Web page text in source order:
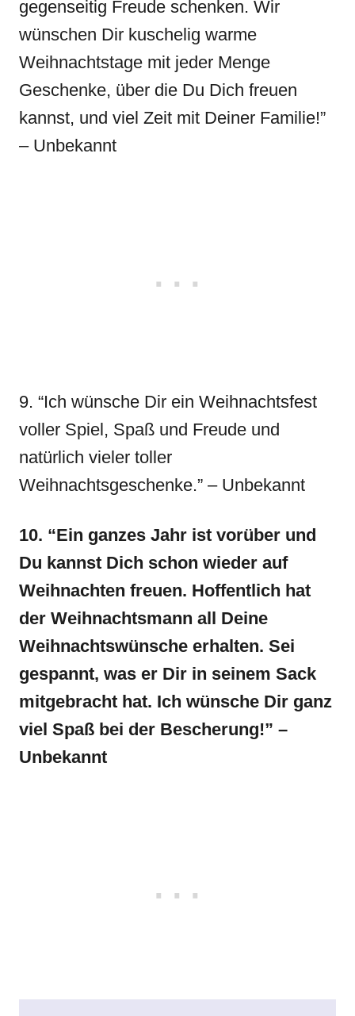
gegenseitig Freude schenken. Wir
wünschen Dir kuschelig warme
Weihnachtstage mit jeder Menge
Geschenke, über die Du Dich freuen
kannst, und viel Zeit mit Deiner Familie!”
– Unbekannt
9. “Ich wünsche Dir ein Weihnachtsfest
voller Spiel, Spaß und Freude und
natürlich vieler toller
Weihnachtsgeschenke.” – Unbekannt
10. “Ein ganzes Jahr ist vorüber und
Du kannst Dich schon wieder auf
Weihnachten freuen. Hoffentlich hat
der Weihnachtsmann all Deine
Weihnachtswünsche erhalten. Sei
gespannt, was er Dir in seinem Sack
mitgebracht hat. Ich wünsche Dir ganz
viel Spaß bei der Bescherung!” –
Unbekannt